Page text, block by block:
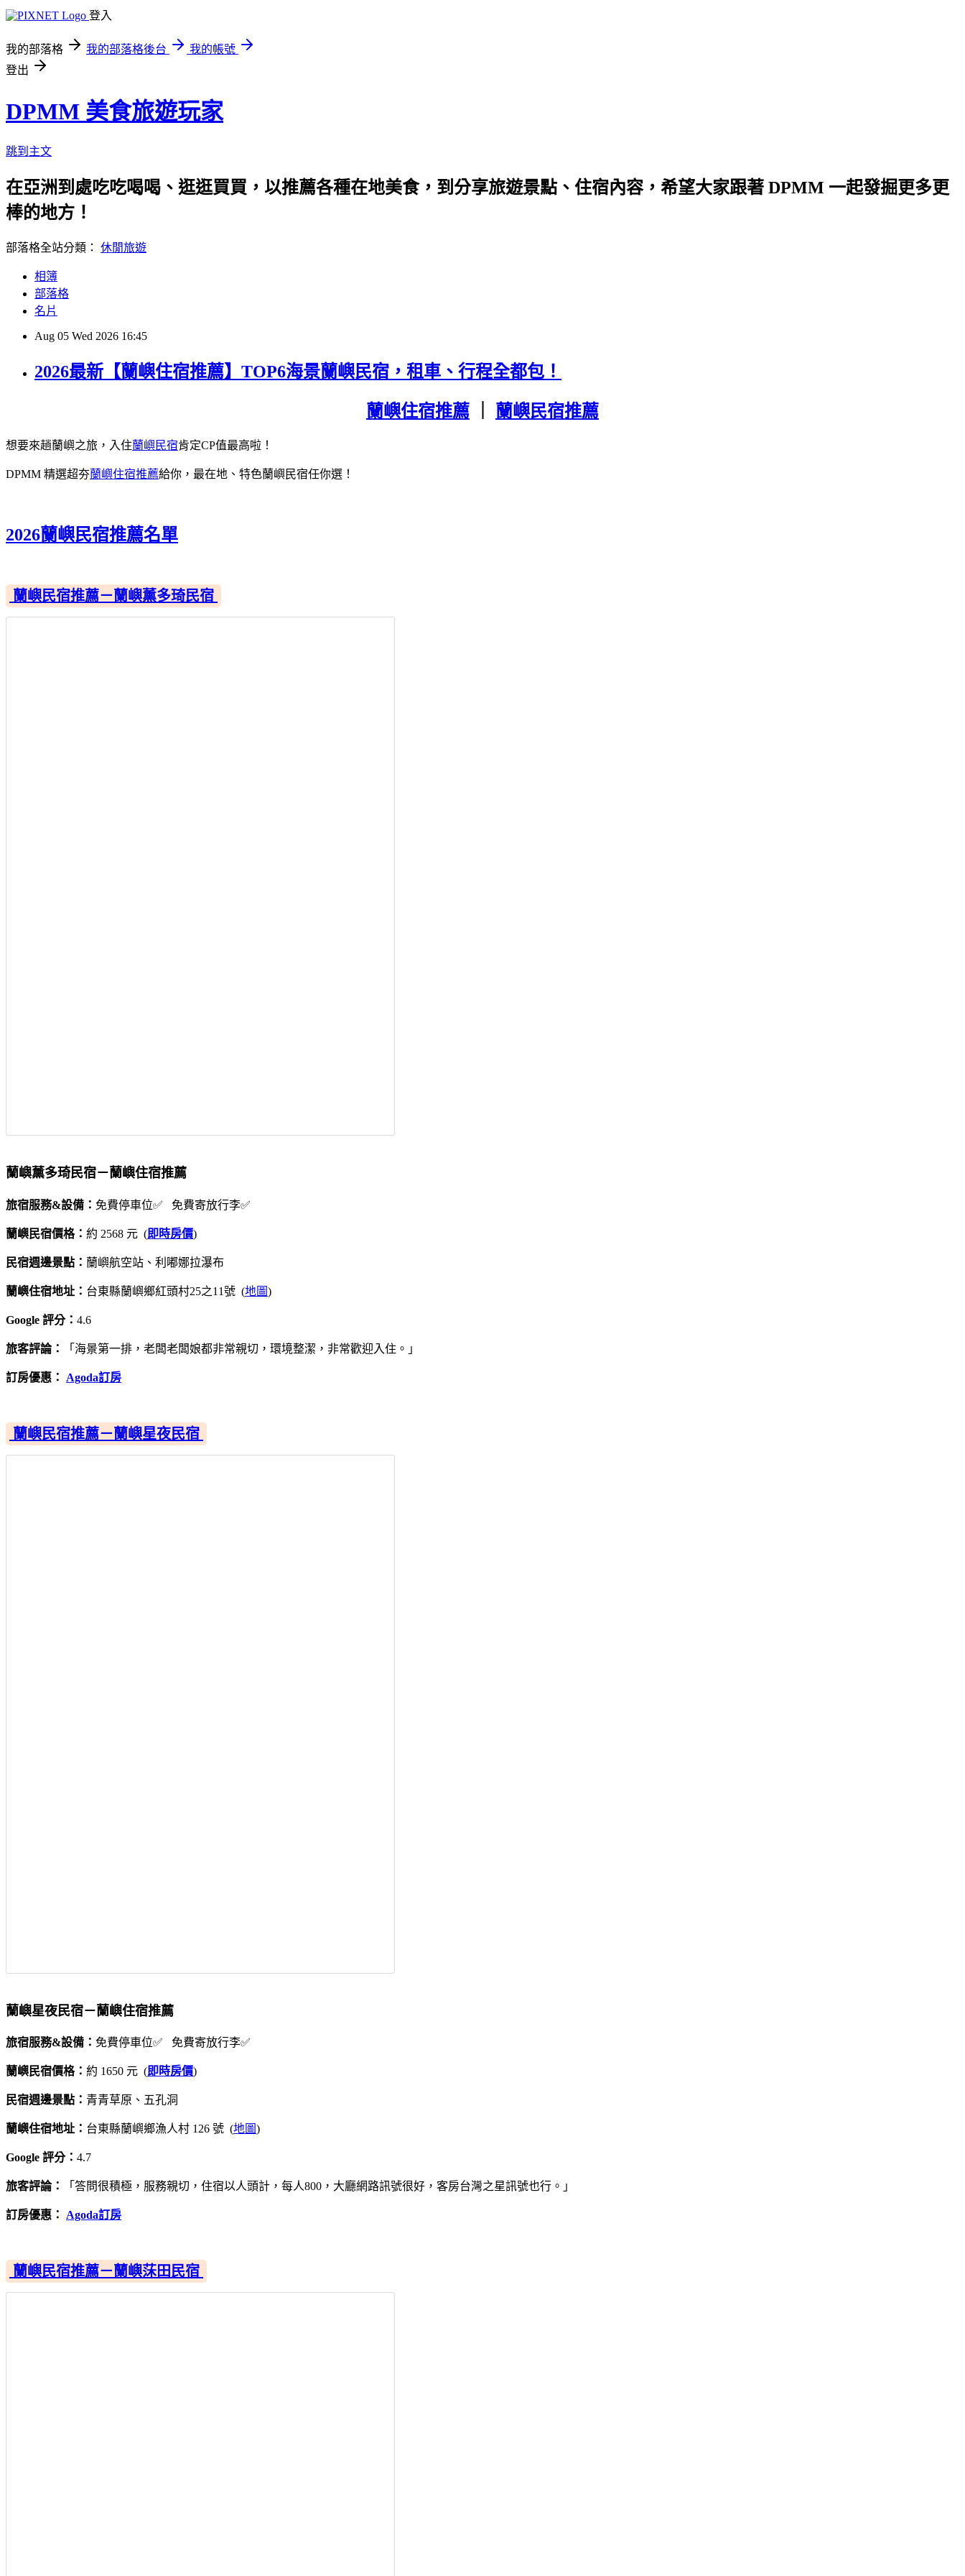
登入
我的部落格 我的部落格後台
我的帳號
登出
DPMM 美食旅遊玩家
跳到主文
在亞洲到處吃吃喝喝、逛逛買買，以推薦各種在地美食，到分享旅遊景點、住宿內容，希望大家跟著 DPMM 一起發掘更多更
棒的地方！
部落格全站分類： 休閒旅遊
相簿
部落格
名片
Aug 05 Wed 2026 16:45
2026最新【蘭嶼住宿推薦】TOP6海景蘭嶼民宿，租車、行程全都包！
蘭嶼住宿推薦 蘭嶼民宿推薦
想要來趟蘭嶼之旅，入住蘭嶼民宿肯定CP值最高啦！
DPMM 精選超夯蘭嶼住宿推薦給你，最在地、特色蘭嶼民宿任你選！
2026蘭嶼民宿推薦名單
蘭嶼民宿推薦－蘭嶼薰多琦民宿
蘭嶼薰多琦民宿－蘭嶼住宿推薦
旅宿服務&設備： 免費停車位✅ 免費寄放行李✅
蘭嶼民宿價格： 約 2568 元 (即時房價)
民宿週邊景點： 蘭嶼航空站、利嘟娜拉瀑布
蘭嶼住宿地址： 台東縣蘭嶼鄉紅頭村25之11號 (地圖)
Google 評分： 4.6
旅客評論： 「海景第一排，老闆老闆娘都非常親切，環境整潔，非常歡迎入住。」
訂房優惠： Agoda訂房
蘭嶼民宿推薦－蘭嶼星夜民宿
蘭嶼星夜民宿－蘭嶼住宿推薦
旅宿服務&設備： 免費停車位✅ 免費寄放行李✅
蘭嶼民宿價格： 約 1650 元 (即時房價)
民宿週邊景點： 青青草原、五孔洞
蘭嶼住宿地址： 台東縣蘭嶼鄉漁人村 126 號 (地圖)
Google 評分： 4.7
旅客評論： 「答問很積極，服務親切，住宿以人頭計，每人800，大廳網路訊號很好，客房台灣之星訊號也行。」
訂房優惠： Agoda訂房
蘭嶼民宿推薦－蘭嶼莯田民宿